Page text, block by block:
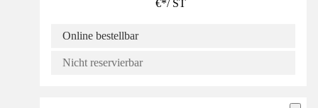
€*/ ST
Online bestellbar
Nicht reservierbar